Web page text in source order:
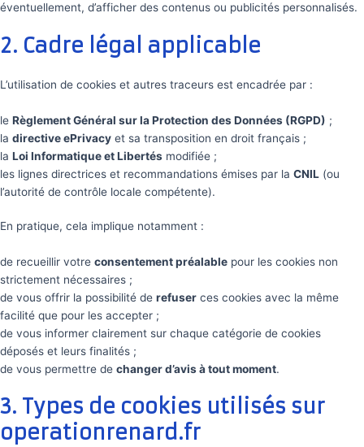
éventuellement, d’afficher des contenus ou publicités personnalisés.
2. Cadre légal applicable
L’utilisation de cookies et autres traceurs est encadrée par :
le Règlement Général sur la Protection des Données (RGPD) ;
la directive ePrivacy et sa transposition en droit français ;
la Loi Informatique et Libertés modifiée ;
les lignes directrices et recommandations émises par la CNIL (ou
l’autorité de contrôle locale compétente).
En pratique, cela implique notamment :
de recueillir votre consentement préalable pour les cookies non
strictement nécessaires ;
de vous offrir la possibilité de refuser ces cookies avec la même
facilité que pour les accepter ;
de vous informer clairement sur chaque catégorie de cookies
déposés et leurs finalités ;
de vous permettre de changer d’avis à tout moment.
3. Types de cookies utilisés sur
operationrenard.fr